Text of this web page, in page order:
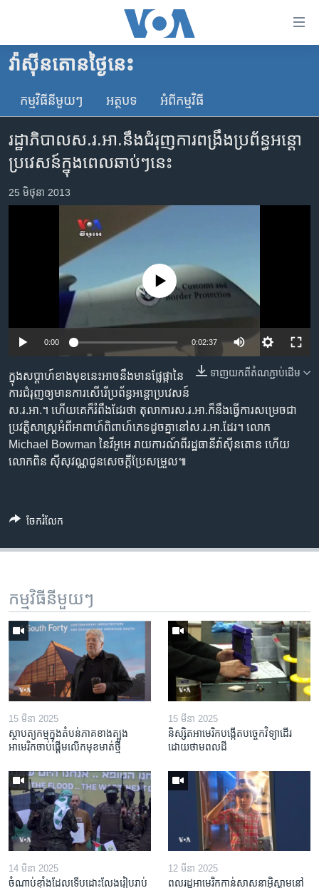
គេហទំព័រ​
ទាក់ទង
និង​
ចូល​
ទំព័រ​
ព័ត៌មាន​​
សម្ព័ន្ធ​
និង​
ចូល​
ទៅ​
កាន់​
ទំព័រ​
ស្វែង​
កម្ពុជា
អន្តរជាតិ
ចិន
កម្ពុជាច្នៃប្រតិដ្ឋ
ព្រឹត្តិការណ៍ព័ត៌មាន
ទូរទស្សន៍ / វីដេអូ​
វិទ្យុ / ផតខាសថ៍
កម្មវិធីទាំងអស់
Khmer English
បណ្តាញ​សង្គម
ភាសា
វ៉ាស៊ីនតោន​ថ្ងៃ​នេះ
កម្មវិធី​នីមួយៗ អត្ថបទ​ អំពី​កម្មវិធី​
រដ្ឋាភិបាល​ស.រ.អា.​នឹង​ជំរុញ​ការ​ពង្រឹង​ប្រព័ន្ធ​អន្តោ
ប្រវេសន៍​ក្នុង​ពេល​ឆាប់ៗ​នេះ​
25 មិថុនា 2013
No media source currently available
0:00 0:02:37
ទាញ​យក​ពី​តំណភ្ជាប់​ដើម
ក្នុង​សប្តាហ៍​ខាងមុខ​នេះ​អាច​នឹង​មាន​ផ្លែផ្កា​នៃ​
ការ​ជំរុញ​ឲ្យមាន​ការ​សើរើ​ប្រព័ន្ធ​អន្តោ​ប្រវេសន៍​
ស.រ.អា.។​ ហើយ​គេ​ក៏​រំពឹងដែរ​ថា ​តុលាការ​ស.រ.អា.​ក៏នឹង​ធ្វើការ​សម្រេច​ជា​
ប្រវត្តិ​សាស្ត្រ​អំពី​អាពាហ៍​ពិពាហ៍​ភេទ​ដូចគ្នានៅ​ស.រ.អា.​ដែរ។ ​លោក
Michael Bowman​ នៃវីអូអេ​ រាយ​ការណ៍ពី​រដ្ឋធានីវ៉ាស៊ីនតោន​ ហើយ​
លោក​ពិន ស៊ីសុវណ្ណ​ជូន​សេចក្តី​ប្រែ​សម្រួល៕
ចែករំលែក
កម្មវិធី​នីមួយៗ
15 មីនា 2025
ស្ថាបត្យកម្ម​ក្នុង​តំបន់​ភាគ​ខាង​ត្បូង​
អាមេរិក​ចាប់ផ្តើម​លើក​មុខមាត់​ថ្មី
15 មីនា 2025
និស្សិត​អាមេរិក​បង្កើត​បច្ចេកវិទ្យា​ដើរ​
ដោយ​ថាមពល​ដី
14 មីនា 2025
ចំណាប់ខ្មាំង​ដែល​ទើប​ដោះលែង​រៀបរាប់​
12 មីនា 2025
ពលរដ្ឋអាមេរិក​កាន់សាសនា​អ៊ិស្លាម​នៅ